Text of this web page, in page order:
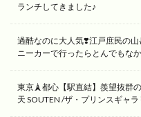
ランチしてきました♪
過酷なのに大人気❣️江戸庶民の
ニーカーで行ったらとんでもな
東京🗼都心【駅直結】羨望抜群
天 SOUTEN /ザ・プリンスギャ